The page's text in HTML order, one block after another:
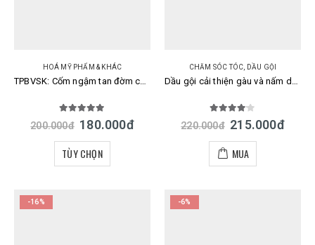
HOÁ MỸ PHẨM & KHÁC
out of 5
200.000đ 180.000đ
TÙY CHỌN
CHĂM SÓC TÓC DẦU GỘI
out of 5
220.000đ 215.000đ
MUA
-16% -6%